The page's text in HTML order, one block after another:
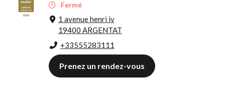
Fermé
1 avenue henri iv
19400 ARGENTAT
+33555283111
Prenez un rendez-vous